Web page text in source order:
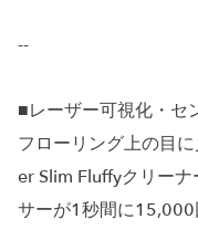
--
■レーザー可視化・セ
フローリング上の目
er Slim Fluffyクリー
サーが1秒間に15,000